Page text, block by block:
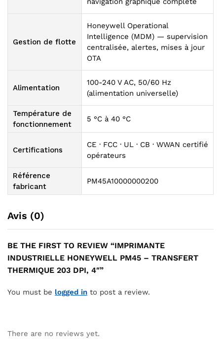
Gestion de flotte
Honeywell Operational
Intelligence (MDM) — supervision
centralisée, alertes, mises à jour
OTA
Alimentation
100-240 V AC, 50/60 Hz
(alimentation universelle)
Température de
fonctionnement
5 °C à 40 °C
Certifications
CE · FCC · UL · CB · WWAN certifié
opérateurs
Référence
fabricant
PM45A10000000200
Avis (0)
BE THE FIRST TO REVIEW “IMPRIMANTE
INDUSTRIELLE HONEYWELL PM45 – TRANSFERT
THERMIQUE 203 DPI, 4″”
You must be logged in to post a review.
There are no reviews yet.